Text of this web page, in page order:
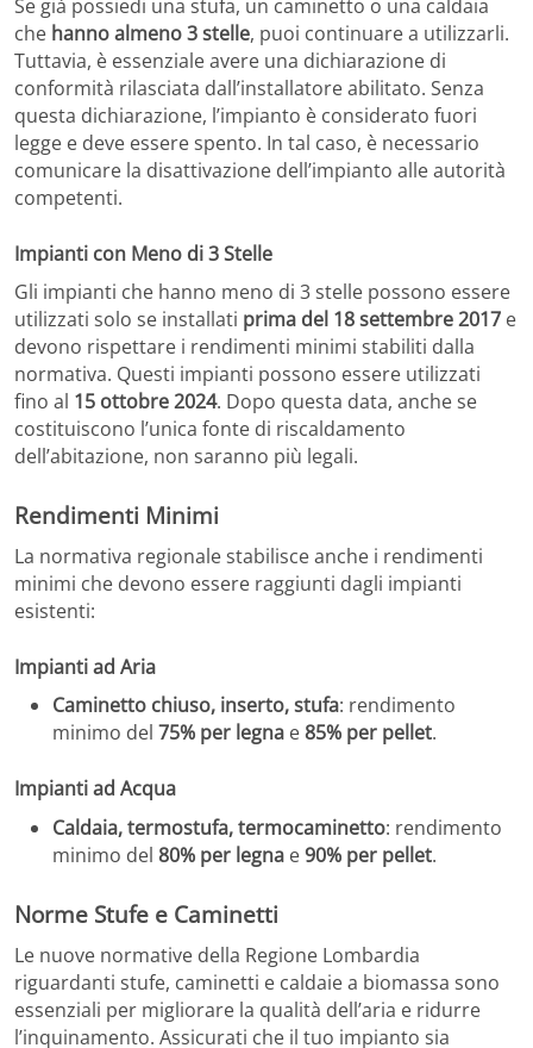
Se già possiedi una stufa, un caminetto o una caldaia
che hanno almeno 3 stelle, puoi continuare a utilizzarli.
Tuttavia, è essenziale avere una dichiarazione di
conformità rilasciata dall’installatore abilitato. Senza
questa dichiarazione, l’impianto è considerato fuori
legge e deve essere spento. In tal caso, è necessario
comunicare la disattivazione dell’impianto alle autorità
competenti.
Impianti con Meno di 3 Stelle
Gli impianti che hanno meno di 3 stelle possono essere
utilizzati solo se installati prima del 18 settembre 2017 e
devono rispettare i rendimenti minimi stabiliti dalla
normativa. Questi impianti possono essere utilizzati
fino al 15 ottobre 2024. Dopo questa data, anche se
costituiscono l’unica fonte di riscaldamento
dell’abitazione, non saranno più legali.
Rendimenti Minimi
La normativa regionale stabilisce anche i rendimenti
minimi che devono essere raggiunti dagli impianti
esistenti:
Impianti ad Aria
Caminetto chiuso, inserto, stufa: rendimento
minimo del 75% per legna e85% per pellet.
Impianti ad Acqua
Caldaia, termostufa, termocaminetto: rendimento
minimo del 80% per legna e90% per pellet.
Norme Stufe e Caminetti
Le nuove normative della Regione Lombardia
riguardanti stufe, caminetti e caldaie a biomassa sono
essenziali per migliorare la qualità dell’aria e ridurre
l’inquinamento. Assicurati che il tuo impianto sia